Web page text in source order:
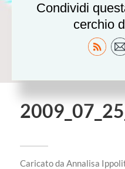
Caricato da Annalisa
Condividi
cerchio